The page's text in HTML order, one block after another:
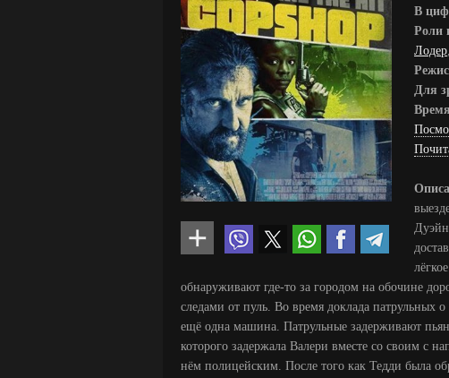
В
Роли
Лодер,
Для
обнаруживают где-то за городом на обочине
следами от пуль. Во время доклада патрульных
ещё одна машина. Патрульные задерживают
которого задержала Валери вместе со своим с
нём полицейским. После того как Тедди была